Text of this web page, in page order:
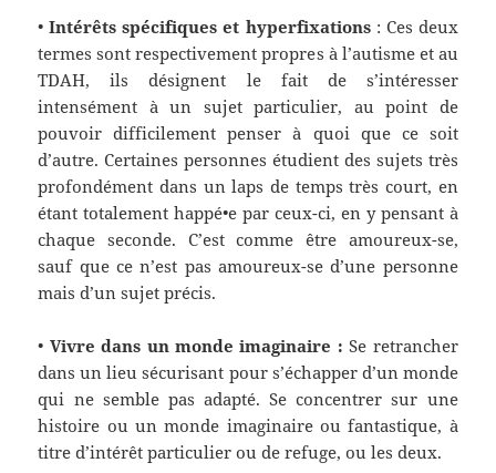
• Intérêts spécifiques et hyperfixations: Ces deux
termes sont respectivement propres à l’autisme et au
TDAH, ilsdésignent le fait de s’intéresser
intensément à un sujet particulier, au point de
pouvoir difficilement penser à quoi que ce soit
d’autre. Certaines personnes étudient des sujets très
profondémentdans un laps de temps très court, en
étant totalement happé•e par ceux-ci, en y pensant à
chaque seconde. C’est comme être amoureux-se,
sauf que ce n’est pas amoureux-sed’une personne
mais d’un sujet précis.
• Vivre dans un monde imaginaire : Se retrancher
dans un lieu sécurisant pour s’échapper d’un monde
qui ne semble pas adapté. Se concentrer sur une
histoire ou un monde imaginaire ou fantastique, à
titre d’intérêt particulier oude refuge, ou les deux.